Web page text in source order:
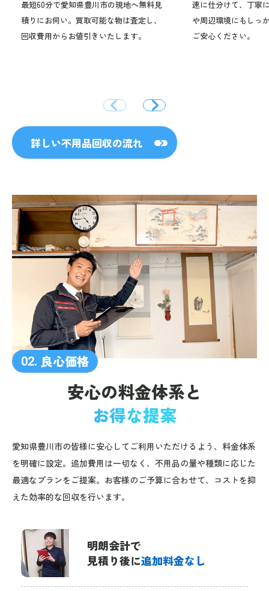
最短60分で愛知県豊川市の現地へ無料見
積りにお伺い。買取可能な物は査定し、
回収費用からお値引きいたします。
速に仕分けて、丁寧
や周辺環境にもしっ
ご安心ください。
詳しい不用品回収の流れ
02. 良心価格
安心の料金体系と
お得な提案
愛知県豊川市の皆様に安心してご利用いただけるよう、料金体系
を明確に設定。追加費用は一切なく、不用品の量や種類に応じた
最適なプランをご提案。お客様のご予算に合わせて、コストを抑
えた効率的な回収を行います。
明朗会計で
見積り後に追加料金なし